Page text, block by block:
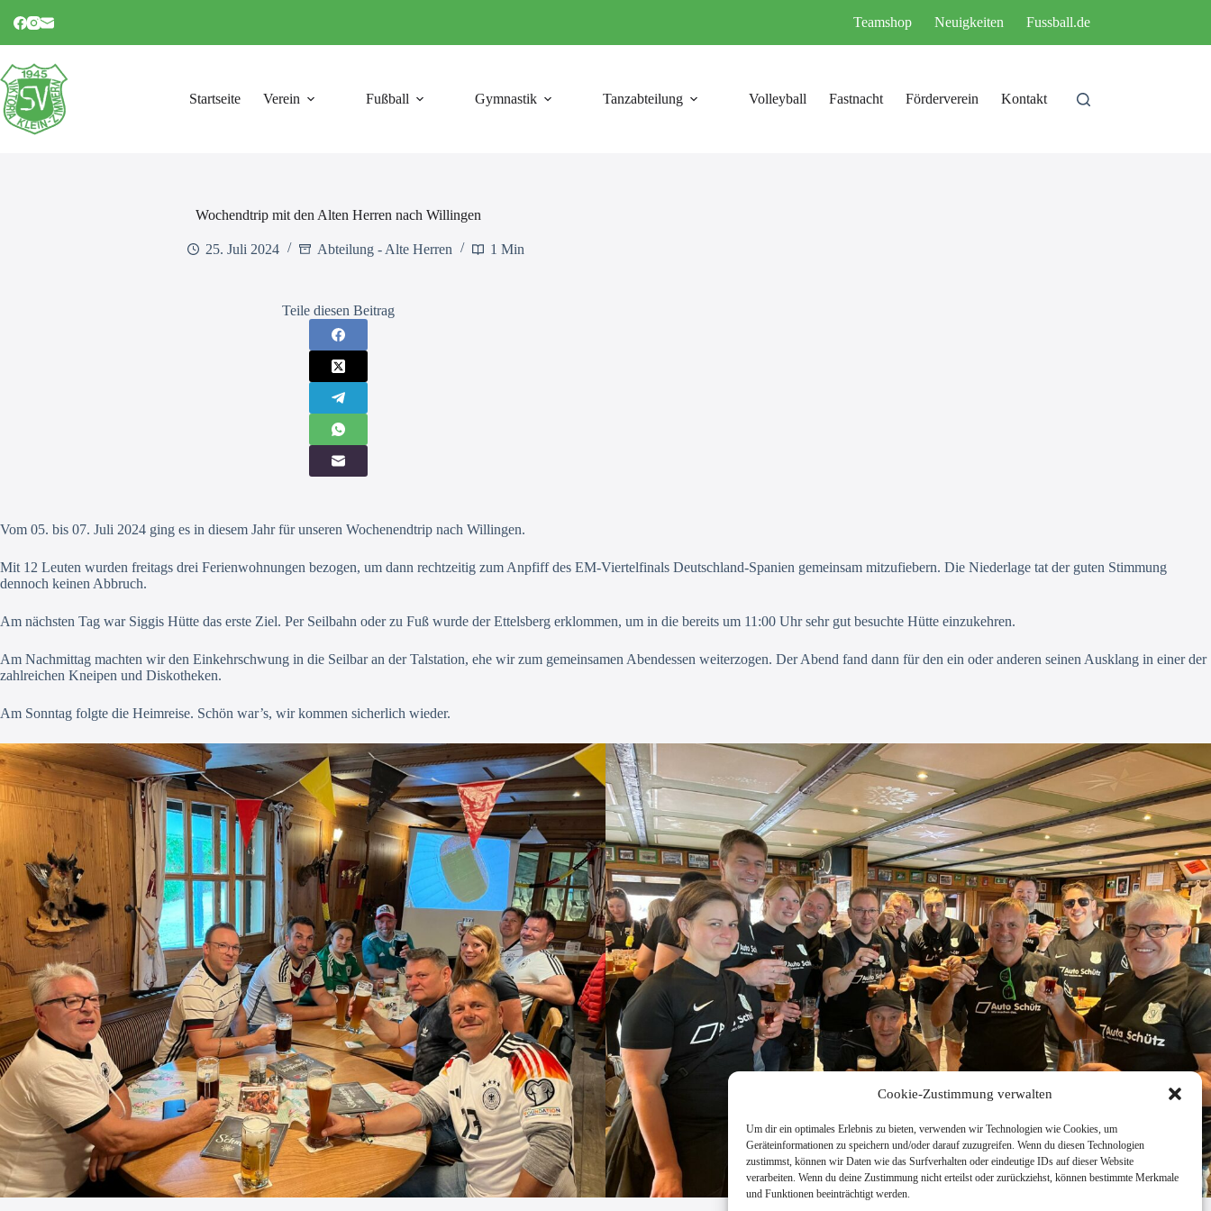
Cookie-Zustimmung verwalten
Um dir ein optimales Erlebnis zu bieten, verwenden wir Technologien wie Cookies, um
Geräteinformationen zu speichern und/oder darauf zuzugreifen. Wenn du diesen Technologien
zustimmst, können wir Daten wie das Surfverhalten oder eindeutige IDs auf dieser Website
verarbeiten. Wenn du deine Zustimmung nicht erteilst oder zurückziehst, können bestimmte Merkmale
und Funktionen beeinträchtigt werden.
Inhalt
Teamshop Neuigkeiten Fussball.de
Startseite Verein Fußball Gymnastik Tanzabteilung Volleyball Fastnacht Förderverein Kontakt
Wochendtrip mit den Alten Herren nach Willingen
25. Juli 2024 Abteilung - Alte Herren 1 Min
Teile diesen Beitrag
Vom 05. bis 07. Juli 2024 ging es in diesem Jahr für unseren Wochenendtrip nach Willingen.
Mit 12 Leuten wurden freitags drei Ferienwohnungen bezogen, um dann rechtzeitig zum Anpfiff des EM-Viertelfinals Deutschland-Spanien gemeinsam mitzufiebern. Die Niederlage tat der guten Stimmung
dennoch keinen Abbruch.
Am nächsten Tag war Siggis Hütte das erste Ziel. Per Seilbahn oder zu Fuß wurde der Ettelsberg erklommen, um in die bereits um 11:00 Uhr sehr gut besuchte Hütte einzukehren.
Am Nachmittag machten wir den Einkehrschwung in die Seilbar an der Talstation, ehe wir zum gemeinsamen Abendessen weiterzogen. Der Abend fand dann für den ein oder anderen seinen Ausklang in einer der
zahlreichen Kneipen und Diskotheken.
Am Sonntag folgte die Heimreise. Schön war’s, wir kommen sicherlich wieder.